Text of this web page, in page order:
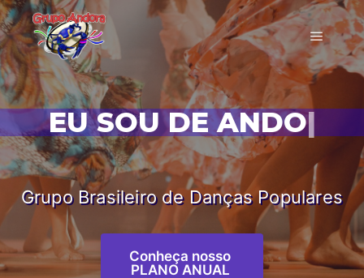
EU SOU DE ANDORA!
Grupo Brasileiro de Danças Populares
Conheça nosso
PLANO ANUAL